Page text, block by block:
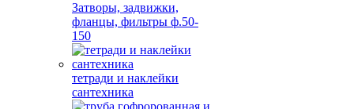
Затворы, задвижки,
фланцы, фильтры ф.50-
150
тетради и наклейки
сантехника